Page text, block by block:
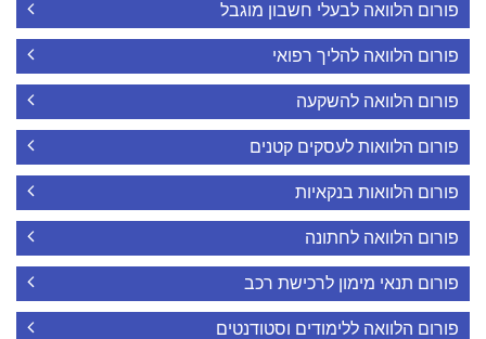
פורום הלוואה לבעלי חשבון מוגבל
פורום הלוואה להליך רפואי
פורום הלוואה להשקעה
פורום הלוואות לעסקים קטנים
פורום הלוואות בנקאיות
פורום הלוואה לחתונה
פורום תנאי מימון לרכישת רכב
פורום הלוואה ללימודים וסטודנטים